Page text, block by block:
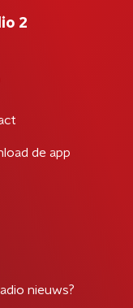
2
de app
nieuws?